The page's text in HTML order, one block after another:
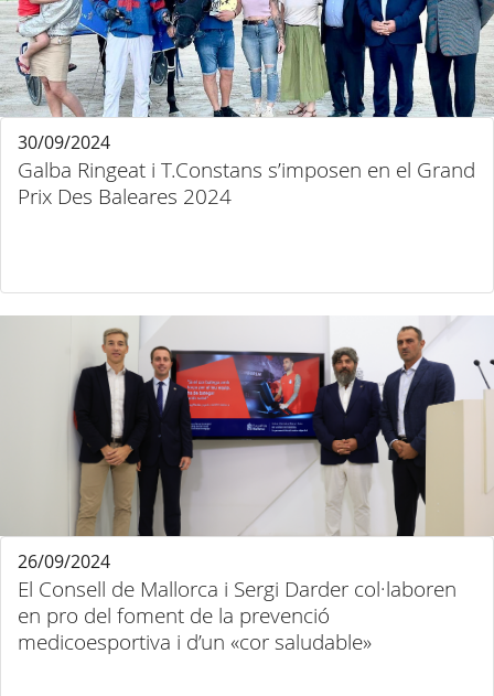
Galba Ringeat i T.Constans s’imposen en el Grand
Prix Des Baleares 2024
30/09/2024
El Consell de Mallorca i Sergi Darder col·laboren
en pro del foment de la prevenció
medicoesportiva i d’un «cor saludable»
26/09/2024